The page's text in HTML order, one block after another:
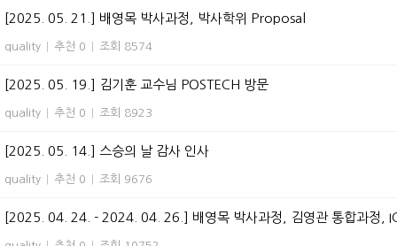
[2025. 05. 21.] 배영목 박사과정, 박사학위 Proposal
quality 추천 0 조회 8574
[2025. 05. 19.] 김기훈 교수님 POSTECH 방문
quality 추천 0 조회 8923
[2025. 05. 14.] 스승의 날 감사 인사
quality 추천 0 조회 9676
[2025. 04. 24. - 2024. 04. 26.] 배영목 박사과정, 김영관 통합과정,